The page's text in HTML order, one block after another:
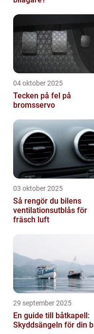
04 oktober 2025
Tecken på fel på
bromsservo
03 oktober 2025
Så rengör du bilens
ventilationsutblås för
fräsch luft
29 september 2025
En guide till båtkapell:
Skyddsängeln för din